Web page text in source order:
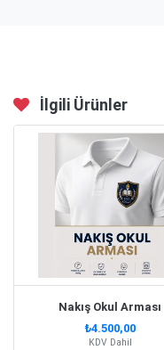
İlgili Ürünler
Nakış Okul Arması
₺4.500,00
KDV Dahil